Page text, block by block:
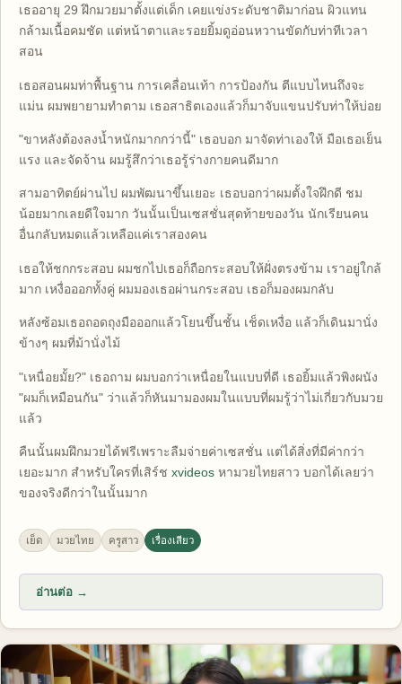
เธออายุ 29 ฝึกมวยมาตั้งแต่เด็ก เคยแข่งระดับชาติมาก่อน ผิวแทน
กล้ามเนื้อคมชัด แต่หน้าตาและรอยยิ้มดูอ่อนหวานขัดกับท่าทีเวลา
สอน
เธอสอนผมท่าพื้นฐาน การเคลื่อนเท้า การป้องกัน ตีแบบไหนถึงจะ
แม่น ผมพยายามทำตาม เธอสาธิตเองแล้วก็มาจับแขนปรับท่าให้บ่อย
"ขาหลังต้องลงน้ำหนักมากกว่านี้" เธอบอก มาจัดท่าเองให้ มือเธอเย็น
แรง และจัดจ้าน ผมรู้สึกว่าเธอรู้ร่างกายคนดีมาก
สามอาทิตย์ผ่านไป ผมพัฒนาขึ้นเยอะ เธอบอกว่าผมตั้งใจฝึกดี ชม
น้อยมากเลยดีใจมาก วันนั้นเป็นเซสชั่นสุดท้ายของวัน นักเรียนคน
อื่นกลับหมดแล้วเหลือแค่เราสองคน
เธอให้ชกกระสอบ ผมชกไปเธอก็ถือกระสอบให้ฝั่งตรงข้าม เราอยู่ใกล้
มาก เหงื่อออกทั้งคู่ ผมมองเธอผ่านกระสอบ เธอก็มองผมกลับ
หลังซ้อมเธอถอดถุงมือออกแล้วโยนขึ้นชั้น เช็ดเหงื่อ แล้วก็เดินมานั่ง
ข้างๆ ผมที่ม้านั่งไม้
"เหนื่อยมั้ย?" เธอถาม ผมบอกว่าเหนื่อยในแบบที่ดี เธอยิ้มแล้วพิงผนัง
"ผมก็เหมือนกัน" ว่าแล้วก็หันมามองผมในแบบที่ผมรู้ว่าไม่เกี่ยวกับมวย
แล้ว
คืนนั้นผมฝึกมวยได้ฟรีเพราะลืมจ่ายค่าเซสชั่น แต่ได้สิ่งที่มีค่ากว่า
เยอะมาก สำหรับใครที่เสิร์ช xvideos หามวยไทยสาว บอกได้เลยว่า
ของจริงดีกว่าในนั้นมาก
เย็ด มวยไทย ครูสาว เรื่องเสียว
อ่านต่อ →